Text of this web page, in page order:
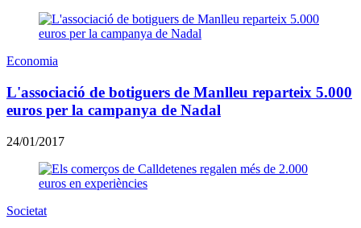
Economia
L'associació de botiguers de Manlleu reparteix 5.000
euros per la campanya de Nadal
24/01/2017
Societat